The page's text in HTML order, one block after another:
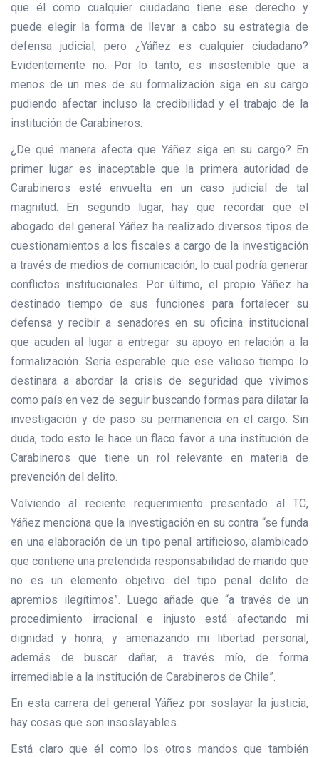
que él como cualquier ciudadano tiene ese derecho y
puede elegir la forma de llevar a cabo su estrategia de
defensa judicial, pero ¿Yáñez es cualquier ciudadano?
Evidentemente no. Por lo tanto, es insostenible que a
menos de un mes de su formalización siga en su cargo
pudiendo afectar incluso la credibilidad y el trabajo de la
institución de Carabineros.
¿De qué manera afecta que Yáñez siga en su cargo? En
primer lugar es inaceptable que la primera autoridad de
Carabineros esté envuelta en un caso judicial de tal
magnitud. En segundo lugar, hay que recordar que el
abogado del general Yáñez ha realizado diversos tipos de
cuestionamientos a los fiscales a cargo de la investigación
a través de medios de comunicación, lo cual podría generar
conflictos institucionales. Por último, el propio Yáñez ha
destinado tiempo de sus funciones para fortalecer su
defensa y recibir a senadores en su oficina institucional
que acuden al lugar a entregar su apoyo en relación a la
formalización. Sería esperable que ese valioso tiempo lo
destinara a abordar la crisis de seguridad que vivimos
como país en vez de seguir buscando formas para dilatar la
investigación y de paso su permanencia en el cargo. Sin
duda, todo esto le hace un flaco favor a una institución de
Carabineros que tiene un rol relevante en materia de
prevención del delito.
Volviendo al reciente requerimiento presentado al TC,
Yáñez menciona que la investigación en su contra “se funda
en una elaboración de un tipo penal artificioso, alambicado
que contiene una pretendida responsabilidad de mando que
no es un elemento objetivo del tipo penal delito de
apremios ilegítimos”. Luego añade que “a través de un
procedimiento irracional e injusto está afectando mi
dignidad y honra, y amenazando mi libertad personal,
además de buscar dañar, a través mío, de forma
irremediable a la institución de Carabineros de Chile”.
En esta carrera del general Yáñez por soslayar la justicia,
hay cosas que son insoslayables.
Está claro que él como los otros mandos que también